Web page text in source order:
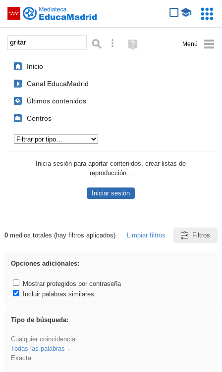
Saltar navegación
Palabra o frase: Búsqueda avanzada
Ayuda
(en
Inicio
Canal EducaMadrid
Últimos contenidos
Centros
Inicia sesión para aportar contenidos, crear listas de
reproducción...
Iniciar sesión
Resultados de: gritar
0medios totales (hay filtros aplicados) Limpiar filtros Filtros
Opciones adicionales:
Mostrar protegidos por contraseña
Incluir palabras similares
Tipo de búsqueda:
Cualquier coincidencia
Todas las palabras
Exacta